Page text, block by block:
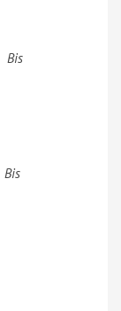
Bis
Bis